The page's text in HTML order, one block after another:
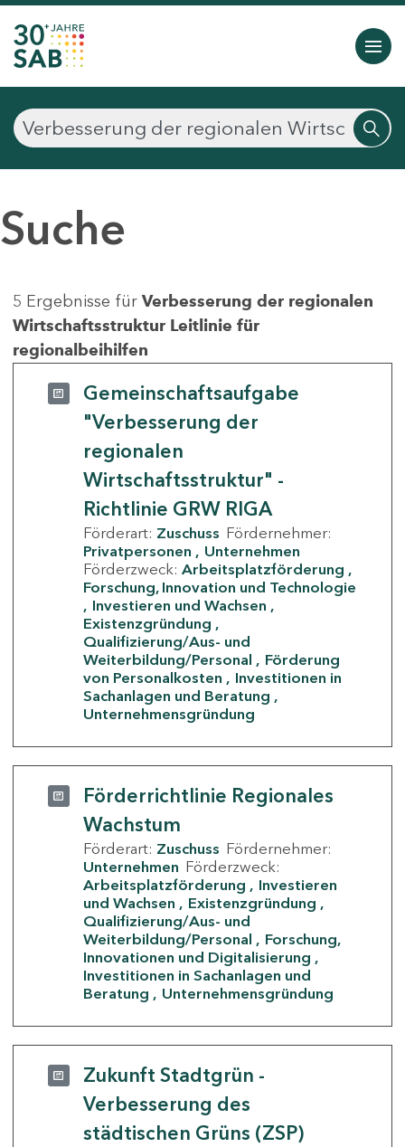
Suche
5 Ergebnisse für Verbesserung der regionalen
Wirtschaftsstruktur Leitlinie für
regionalbeihilfen
Gemeinschaftsaufgabe
"Verbesserung der
regionalen
Wirtschaftsstruktur" -
Richtlinie GRW RIGA
Förderart: Zuschuss Fördernehmer:
Privatpersonen
Unternehmen
Förderzweck: Arbeitsplatzförderung
Forschung, Innovation und Technologie
Investieren und Wachsen
Existenzgründung
Qualifizierung/Aus- und
Weiterbildung/Personal
Förderung
von Personalkosten
Investitionen in
Sachanlagen und Beratung
Unternehmensgründung
Förderrichtlinie Regionales
Wachstum
Förderart: Zuschuss Fördernehmer:
Unternehmen Förderzweck:
Arbeitsplatzförderung
Investieren
und Wachsen
Existenzgründung
Qualifizierung/Aus- und
Weiterbildung/Personal
Forschung,
Innovationen und Digitalisierung
Investitionen in Sachanlagen und
Beratung
Unternehmensgründung
Zukunft Stadtgrün -
Verbesserung des
städtischen Grüns (ZSP)